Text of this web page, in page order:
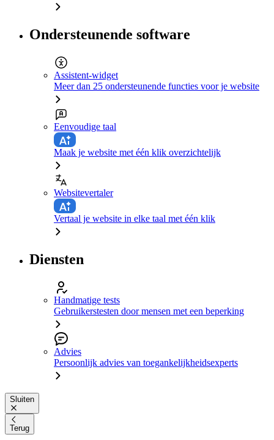
Ondersteunende software
Assistent-widget
Meer dan 25 ondersteunende functies voor je website
Eenvoudige taal
Maak je website met één klik overzichtelijk
Websitevertaler
Vertaal je website in elke taal met één klik
Diensten
Handmatige tests
Gebruikerstesten door mensen met een beperking
Advies
Persoonlijk advies van toegankelijkheidsexperts
Sluiten
Terug